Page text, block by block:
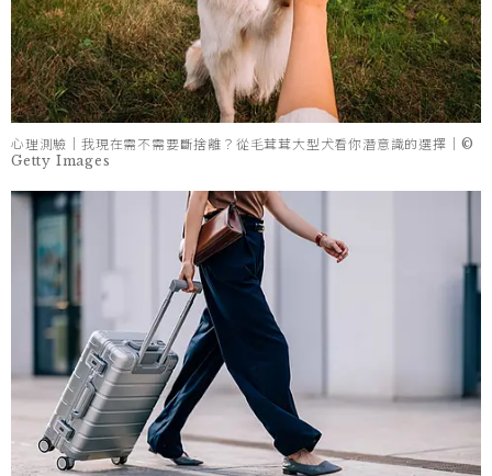
心理測驗｜我現在需不需要斷捨離？從毛茸茸大型犬看你潛意識的選擇｜©
Getty Images